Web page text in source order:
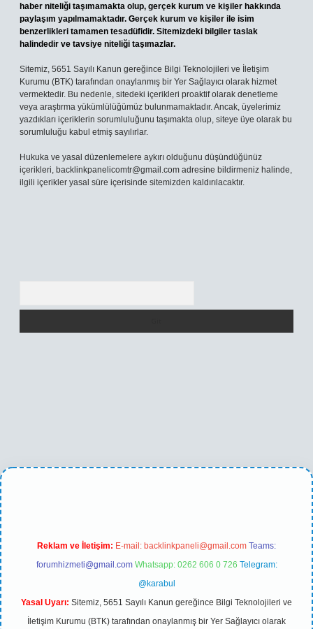
haber niteliği taşımamakta olup, gerçek kurum ve kişiler hakkında
paylaşım yapılmamaktadır. Gerçek kurum ve kişiler ile isim
benzerlikleri tamamen tesadüfidir. Sitemizdeki bilgiler taslak
halindedir ve tavsiye niteliği taşımazlar.
Sitemiz, 5651 Sayılı Kanun gereğince Bilgi Teknolojileri ve İletişim
Kurumu (BTK) tarafından onaylanmış bir Yer Sağlayıcı olarak hizmet
vermektedir. Bu nedenle, sitedeki içerikleri proaktif olarak denetleme
veya araştırma yükümlülüğümüz bulunmamaktadır. Ancak, üyelerimiz
yazdıkları içeriklerin sorumluluğunu taşımakta olup, siteye üye olarak bu
sorumluluğu kabul etmiş sayılırlar.
Hukuka ve yasal düzenlemelere aykırı olduğunu düşündüğünüz
içerikleri, backlinkpanelicomtr@gmail.com adresine bildirmeniz halinde,
ilgili içerikler yasal süre içerisinde sitemizden kaldırılacaktır.
yeni giriş
Reklam ve İletişim: E-mail: backlinkpaneli@gmail.com Teams:
forumhizmeti@gmail.com Whatsapp: 0262 606 0 726 Telegram:
@karabul
Yasal Uyarı: Sitemiz, 5651 Sayılı Kanun gereğince Bilgi Teknolojileri ve
İletişim Kurumu (BTK) tarafından onaylanmış bir Yer Sağlayıcı olarak